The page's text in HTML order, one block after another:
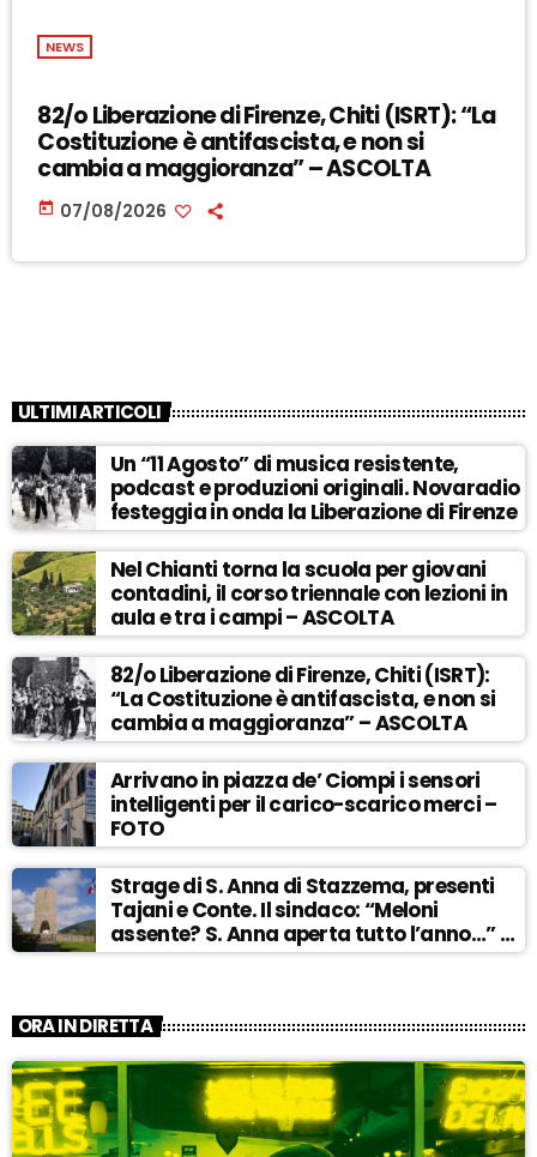
NEWS
82/o Liberazione di Firenze, Chiti (ISRT): “La
Costituzione è antifascista, e non si
cambia a maggioranza” – ASCOLTA
today 07/08/2026
ULTIMI ARTICOLI
Un “11 Agosto” di musica resistente,
podcast e produzioni originali. Novaradio
festeggia in onda la Liberazione di Firenze
Nel Chianti torna la scuola per giovani
contadini, il corso triennale con lezioni in
aula e tra i campi – ASCOLTA
82/o Liberazione di Firenze, Chiti (ISRT):
“La Costituzione è antifascista, e non si
cambia a maggioranza” – ASCOLTA
Arrivano in piazza de’ Ciompi i sensori
intelligenti per il carico-scarico merci –
FOTO
Strage di S. Anna di Stazzema, presenti
Tajani e Conte. Il sindaco: “Meloni
assente? S. Anna aperta tutto l’anno…” –
ASCOLTA
ORA IN DIRETTA